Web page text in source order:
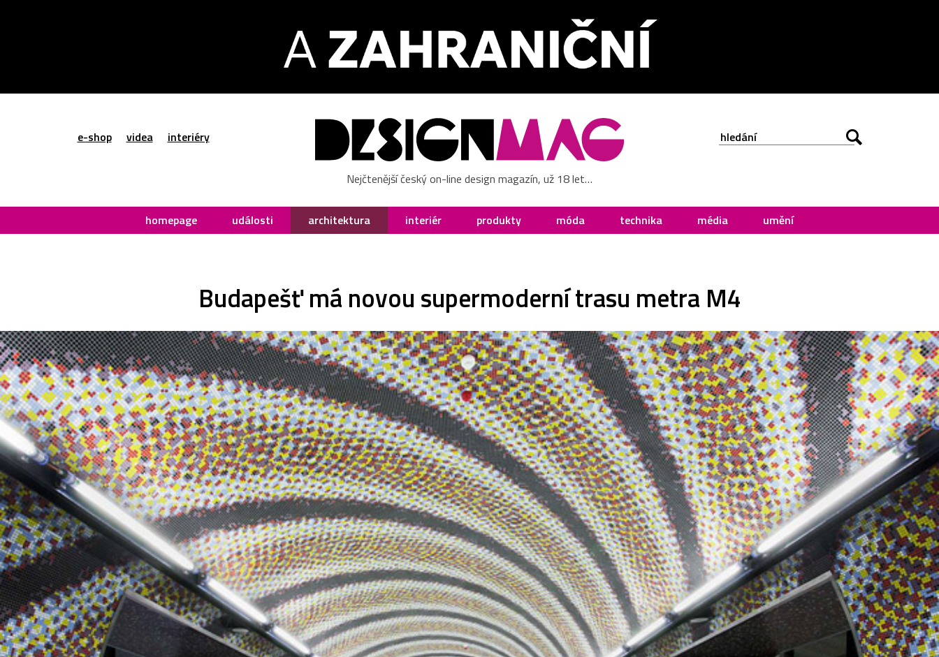
e-shop videa interiéry
Nejčtenější český on-line design magazín, už 18 let…
homepage události architektura interiér produkty móda technika média umění
Budapešť má novou supermoderní trasu metra M4